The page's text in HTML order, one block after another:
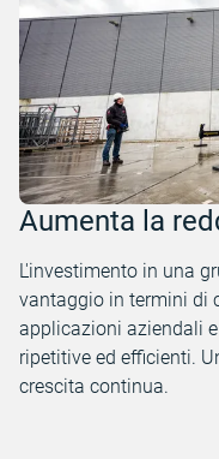
Aumenta la
L'investimento in una
vantaggio in termini di
applicazioni aziendali
ripetitive ed efficienti.
crescita continua.